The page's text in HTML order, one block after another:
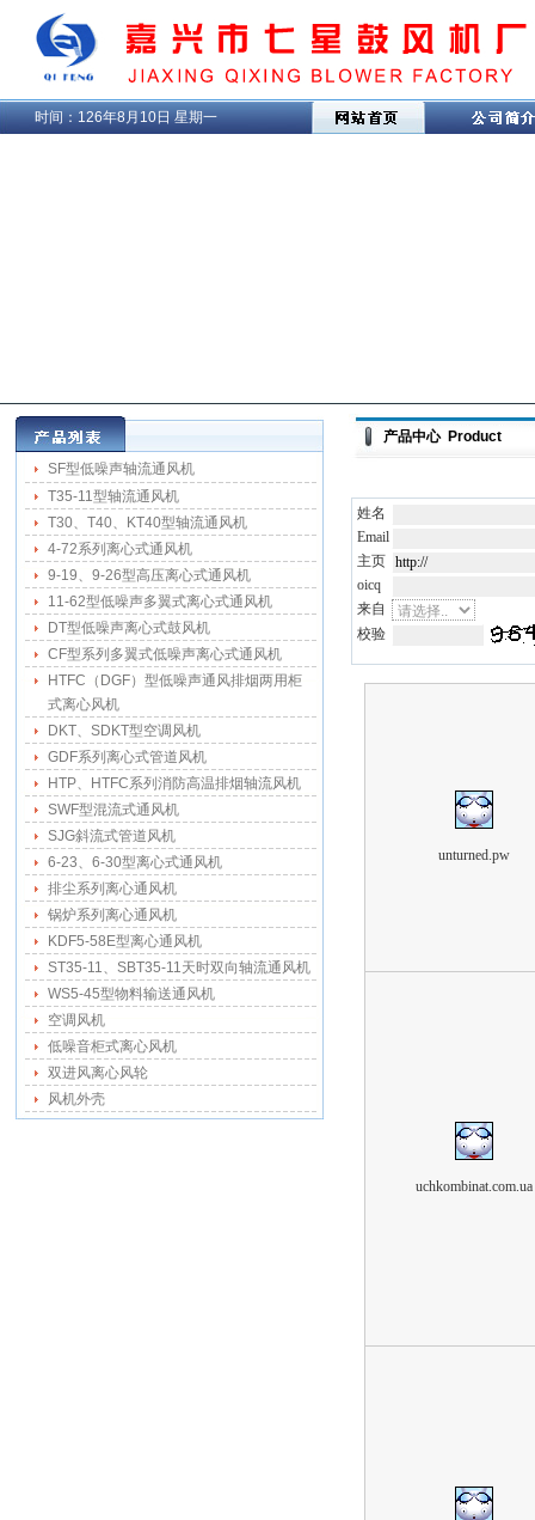
时间： 126年8月10日 星期一
SF型低噪声轴流通风机
T35-11型轴流通风机
T30、T40、KT40型轴流通风机
4-72系列离心式通风机
9-19、9-26型高压离心式通风机
11-62型低噪声多翼式离心式通风机
DT型低噪声离心式鼓风机
CF型系列多翼式低噪声离心式通风机
HTFC（DGF）型低噪声通风排烟两用柜
式离心风机
DKT、SDKT型空调风机
GDF系列离心式管道风机
HTP、HTFC系列消防高温排烟轴流风机
SWF型混流式通风机
SJG斜流式管道风机
6-23、6-30型离心式通风机
排尘系列离心通风机
锅炉系列离心通风机
KDF5-58E型离心通风机
ST35-11、SBT35-11天时双向轴流通风机
WS5-45型物料输送通风机
空调风机
低噪音柜式离心风机
双进风离心风轮
风机外壳
产品中心 Product
姓名
Email
主页
oicq
来自
校验
unturned.pw
uchkombinat.com.ua